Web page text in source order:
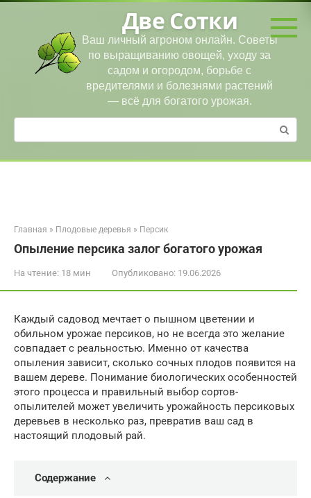
Перейти
Две Сотки
Ваш личный агроном онлайн. Советы
по выращиванию овощей, уходу за
садом и огородом, борьбе с
вредителями и болезнями растений
— всё для богатого урожая.
Поиск:
Главная » Плодовые деревья » Персик
Опыление персика залог богатого урожая
На чтение: 18 мин Опубликовано: 19.06.2026
Каждый садовод мечтает о пышном цветении и
обильном урожае персиков, но не всегда это желание
совпадает с реальностью. Именно от качества
опыления зависит, сколько сочных плодов появится на
вашем дереве. Понимание биологических особенностей
этого процесса и правильный выбор сортов-
опылителей может увеличить урожайность персиковых
деревьев в несколько раз, превратив ваш сад в
настоящий плодовый рай.
Содержание